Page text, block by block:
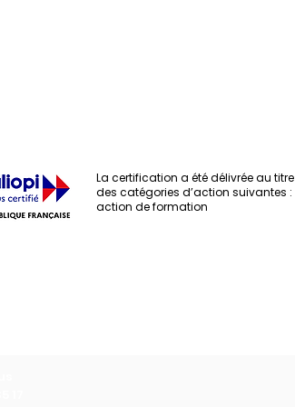
La certification a été délivrée au titre
des catégories d’action suivantes :
action de formation